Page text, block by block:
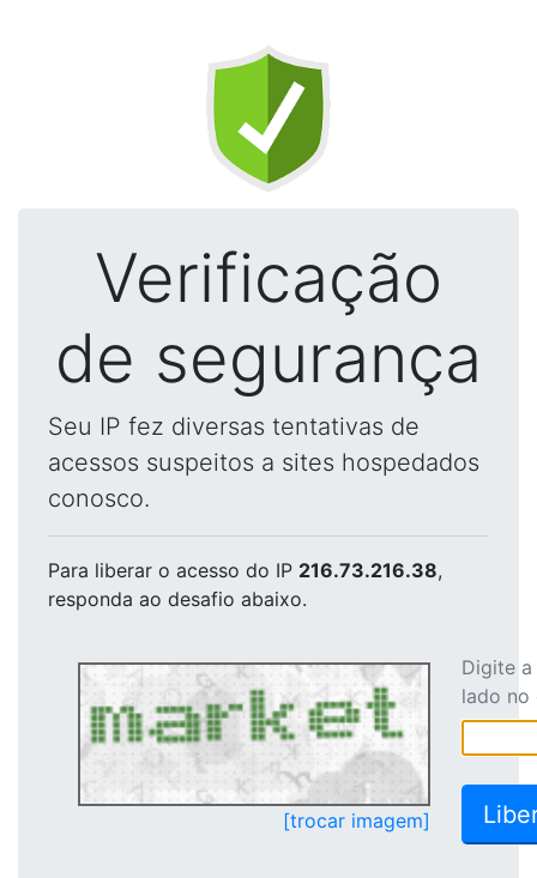
Verificação
de segurança
Seu IP fez diversas tentativas de
acessos suspeitos a sites hospedados
conosco.
Para liberar o acesso do IP 216.73.216.38,
responda ao desafio abaixo.
[trocar imagem]
Digite
lado no